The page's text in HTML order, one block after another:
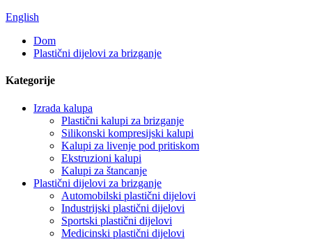
English
Dom
Plastični dijelovi za brizganje
Kategorije
Izrada kalupa
Plastični kalupi za brizganje
Silikonski kompresijski kalupi
Kalupi za livenje pod pritiskom
Ekstruzioni kalupi
Kalupi za štancanje
Plastični dijelovi za brizganje
Automobilski plastični dijelovi
Industrijski plastični dijelovi
Sportski plastični dijelovi
Medicinski plastični dijelovi